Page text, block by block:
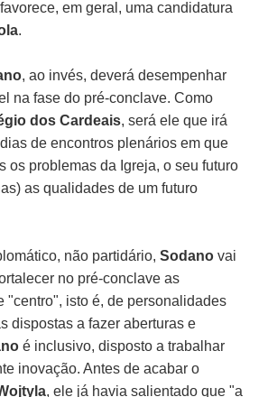
em geral, uma candidatura
.
, ao invés, deverá desempenhar
na fase do pré-conclave. Como
dos Cardeais, será ele que irá
de encontros plenários em que
os problemas da Igreja, o seu futuro
as qualidades de um futuro
não partidário,Sodanovai
no pré-conclave as
"centro", isto é, de personalidades
dispostas a fazer aberturas e
é inclusivo, disposto a trabalhar
inovação. Antes de acabar o
, ele já havia salientado que "a